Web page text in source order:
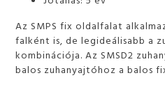
Az SMPS fix oldalfalat
falként is, de legideálisabb a
kombinációja. Az SMSD2
balos zuhanyajtóhoz a balos